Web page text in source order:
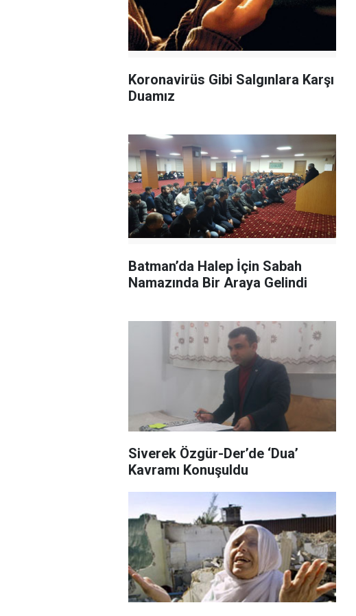
Koronavirüs Gibi Salgınlara Karşı
Duamız
Batman’da Halep İçin Sabah
Namazında Bir Araya Gelindi
Siverek Özgür-Der’de ‘Dua’
Kavramı Konuşuldu